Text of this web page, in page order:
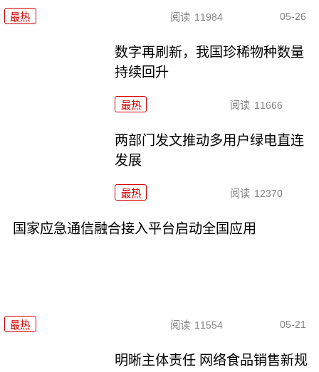
最热 阅读 11984 05-26
数字再刷新，我国珍稀物种数量
持续回升
最热 阅读 11666
两部门发文推动多用户绿电直连
发展
最热 阅读 12370
国家应急通信融合接入平台启动全国应用
最热 阅读 11554 05-21
明晰主体责任 网络食品销售新规